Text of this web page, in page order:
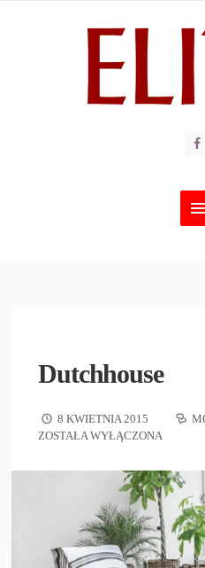
Dutchhouse
8 KWIETNIA 2015
ZOSTAŁA WYŁĄCZONA